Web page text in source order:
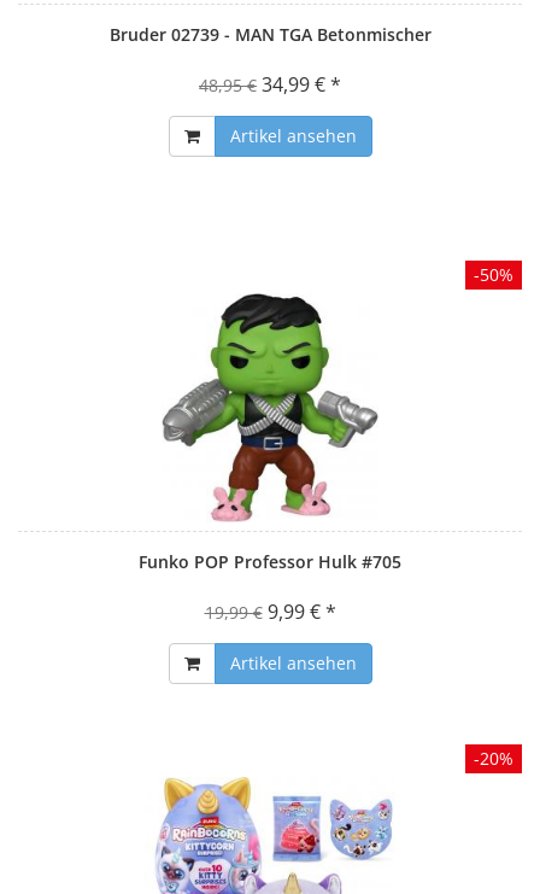
Bruder 02739 - MAN TGA Betonmischer
48,95 € 34,99 € *
Artikel ansehen
Funko POP Professor Hulk #705
19,99 € 9,99 € *
Artikel ansehen
-50%
-20%